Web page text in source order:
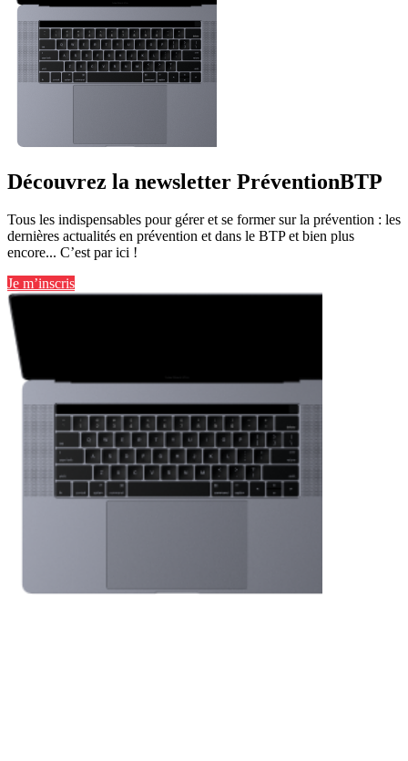
Découvrez la newsletter PréventionBTP
Tous les indispensables pour gérer et se former sur la prévention : les
dernières actualités en prévention et dans le BTP et bien plus
encore... C’est par ici !
Je m’inscris